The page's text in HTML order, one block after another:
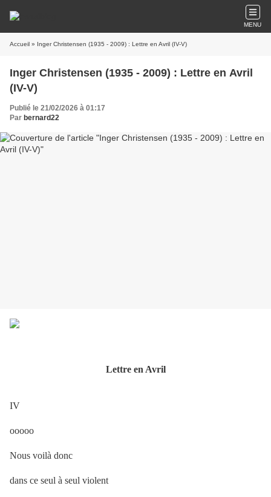
MENU
Accueil » Inger Christensen (1935 - 2009) : Lettre en Avril (IV-V)
Inger Christensen (1935 - 2009) : Lettre en Avril
(IV-V)
Publié le 21/02/2026 à 01:17
Par bernard22
Lettre en Avril
IV
ooooo
Nous voilà donc
dans ce seul à seul violent